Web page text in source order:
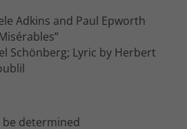
Adkins and Paul Epworth
Schönberg; Lyric by Herbert
be determined